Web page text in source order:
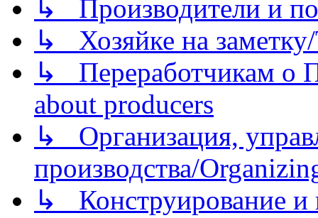
↳ Производители и
↳ Хозяйке на
↳ Переработчикам о
about producers
↳ Организация,
производства/
↳ Конструирование и